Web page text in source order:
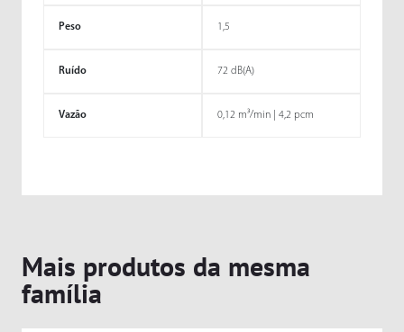
Peso 1,5
Ruído 72 dB(A)
Vazão 0,12 m³/min | 4,2 pcm
Mais produtos da mesma
família